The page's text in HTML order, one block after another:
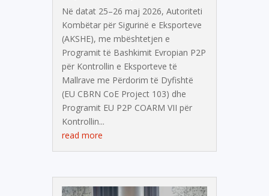
Në datat 25–26 maj 2026, Autoriteti
Kombëtar për Sigurinë e Eksporteve
(AKSHE), me mbështetjen e
Programit të Bashkimit Evropian P2P
për Kontrollin e Eksporteve të
Mallrave me Përdorim të Dyfishtë
(EU CBRN CoE Project 103) dhe
Programit EU P2P COARM VII për
Kontrollin...
read more